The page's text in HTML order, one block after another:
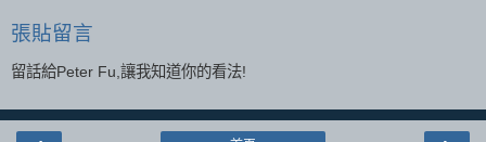
張貼留言
留話給Peter Fu,讓我知道你的看法!